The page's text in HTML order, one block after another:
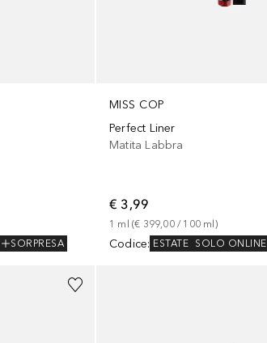
SORPRESA
MISS COP
Perfect Liner
Matita Labbra
€ 3,99
1 ml (€ 399,00 / 100 ml)
Codice: ESTATE SOLO ONLINE